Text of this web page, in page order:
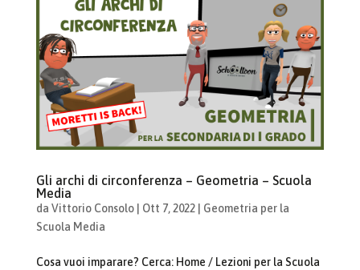
Gli archi di circonferenza – Geometria – Scuola
Media
da Vittorio Consolo| Ott 7, 2022| Geometria per la
Scuola Media
Cosa vuoi imparare? Cerca: Home / Lezioni per la Scuola